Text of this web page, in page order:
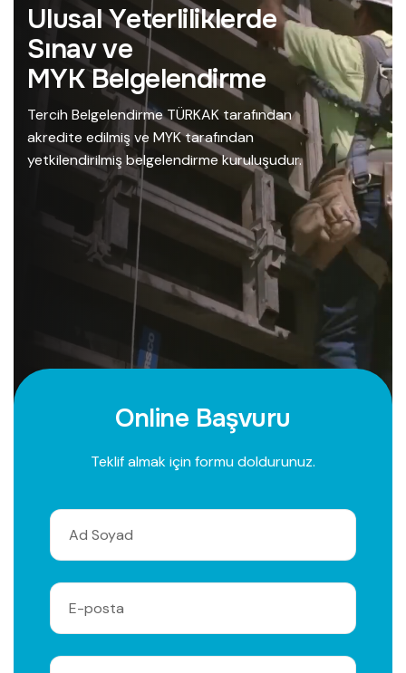
UlusalYeterliliklerde
Sınavve
MYK Belgelendirme
Tercih Belgelendirme TÜRKAK tarafından
akredite edilmiş ve MYK tarafından
yetkilendirilmiş belgelendirme kuruluşudur.
Online Başvuru
Teklif almak için formu doldurunuz.